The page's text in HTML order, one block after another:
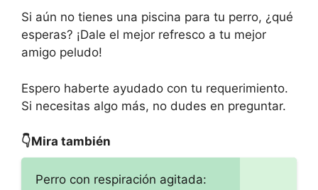
Si aún no tienes una piscina para tu perro, ¿qué
esperas? ¡Dale el mejor refresco a tu mejor
amigo peludo!
Espero haberte ayudado con tu requerimiento.
Si necesitas algo más, no dudes en preguntar.
👇Mira también
Perro con respiración agitada: